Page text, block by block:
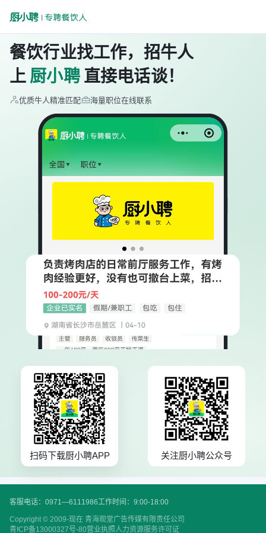
餐饮行业找工作，招牛人
上 厨小聘 直接电话谈！
优质牛人精准匹配 海量职位在线联系
扫码下载厨小聘APP 关注厨小聘公众号
客服电话：0971—6111986工作时间：9:00-18:00
Copyright © 2009-现在 青海观堂广告传媒有限责任公司
青ICP备13000327号-80营业执照人力资源服务许可证